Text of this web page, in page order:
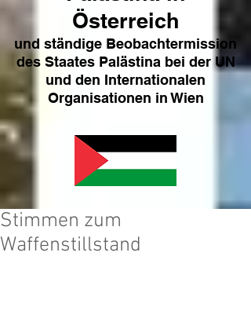
Österreich
und ständige Beobachtermission
des Staates Palästina bei der UN
und den Internationalen
Organisationen in Wien
Stimmen zum
Waffenstillstand